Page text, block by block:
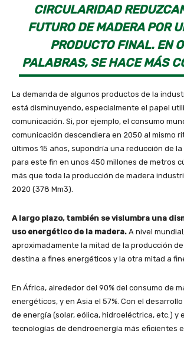
CIRCULARIDAD
FUTURO DE MADERA POR
PRODUCTO FINAL. EN
PALABRAS, SE HACE MÁS
La demanda de algunos productos de la
está disminuyendo, especialmente el papel
comunicación. Si, por ejemplo, el consumo
comunicación descendiera en 2050 al mismo
últimos 15 años, supondría una reducción de
para este fin en unos 450 millones de metros
más que toda la producción de madera
2020 (378 Mm3).
A largo plazo, también se vislumbra una
uso energético de la madera. A nivel
aproximadamente la mitad de la producción
destina a fines energéticos y la otra mitad a
En África, alrededor del 90% del consumo de
energéticos, y en Asia el 57%. Con el
de energía (solar, eólica, hidroeléctrica, etc.) y
tecnologías de dendroenergía más eficientes